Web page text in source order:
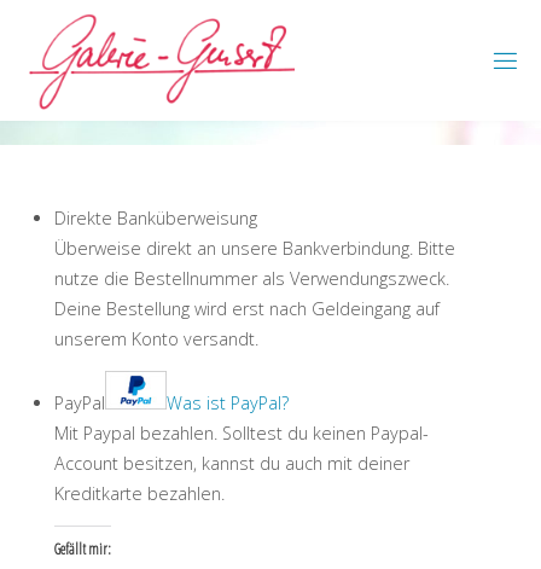
content
Direkte Banküberweisung
Überweise direkt an unsere Bankverbindung. Bitte
nutze die Bestellnummer als Verwendungszweck.
Deine Bestellung wird erst nach Geldeingang auf
unserem Konto versandt.
PayPal
Was ist PayPal?
Mit Paypal bezahlen. Solltest du keinen Paypal-
Account besitzen, kannst du auch mit deiner
Kreditkarte bezahlen.
Gefällt mir: